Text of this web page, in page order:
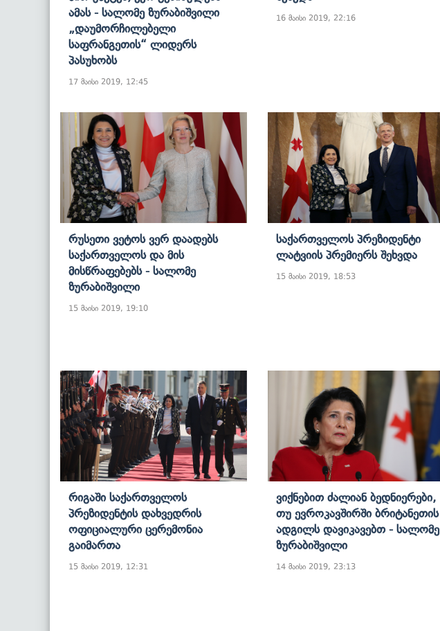
Ამას - Სალომე Ზურაბიშვილი
„დაუმორჩილებელი
Საფრანგეთის“ Ლიდერს
Პასუხობს
17 მაისი 2019, 12:45
16 მაისი 2019, 22:16
Რუსეთი Ვეტოს Ვერ Დაადებს
Საქართველოს Და Მის
Მისწრაფებებს - Სალომე
Ზურაბიშვილი
15 მაისი 2019, 19:10
Საქართველოს Პრეზიდენტი
Ლატვიის Პრემიერს Შეხვდა
15 მაისი 2019, 18:53
Რიგაში Საქართველოს
Პრეზიდენტის Დახვედრის
Ოფიციალური Ცერემონია
Გაიმართა
15 მაისი 2019, 12:31
Ვიქნებით Ძალიან Ბედნიერები,
Თუ Ევროკავშირში Ბრიტანეთის
Ადგილს Დავიკავებთ - Სალომე
Ზურაბიშვილი
14 მაისი 2019, 23:13